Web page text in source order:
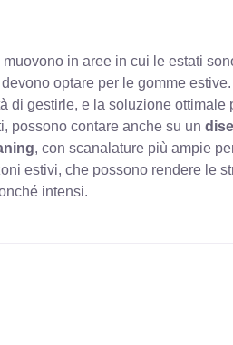
in aree in cui le estati
optare per le gomme
di gestirle, e la soluzione
possono contare anche su un
, con scanalature più ampie
estivi, che possono rendere le
intensi.